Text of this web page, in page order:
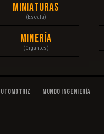
Miniaturas
(Escala)
Minería
(Gigantes)
Mundo Ingeniería